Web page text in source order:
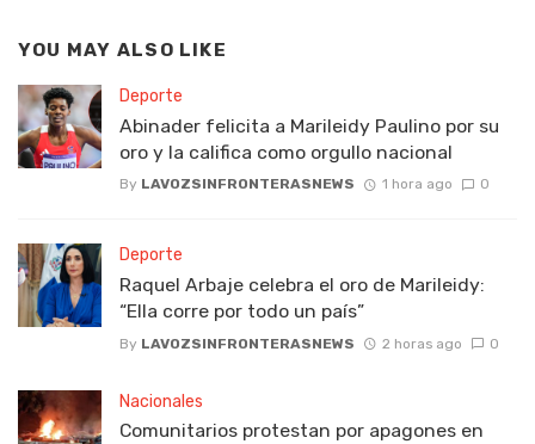
YOU MAY ALSO LIKE
Deporte
Abinader felicita a Marileidy Paulino por su
oro y la califica como orgullo nacional
By LAVOZSINFRONTERASNEWS 1 hora ago 0
Deporte
Raquel Arbaje celebra el oro de Marileidy:
“Ella corre por todo un país”
By LAVOZSINFRONTERASNEWS 2 horas ago 0
Nacionales
Comunitarios protestan por apagones en